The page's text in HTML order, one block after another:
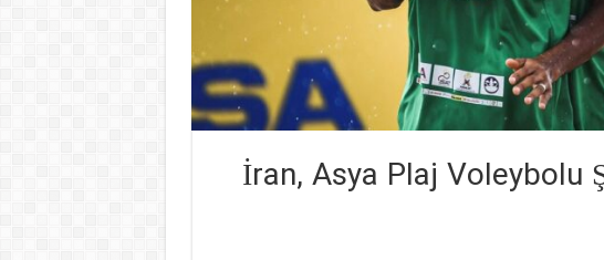
İran, Asya Plaj Voleybolu